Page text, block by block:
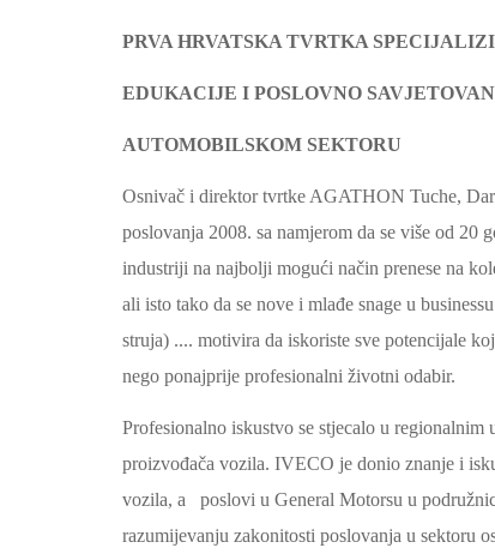
PRVA HRVATSKA TVRTKA
EDUKACIJE I POSLOVNO
AUTOMOBILSKOM SEKTORU
Osnivač i direktor tvrtke AGATHON Tuche,
poslovanja 2008. sa namjerom da se više od 20
industriji na najbolji mogući način prenese na
ali isto tako da se nove i mlađe snage u
struja) .... motivira da iskoriste sve potencijale
nego ponajprije profesionalni životni odabir.
Profesionalno iskustvo se stjecalo u
proizvođača vozila. IVECO je donio znanje i
vozila, a poslovi u General Motorsu u
razumijevanju zakonitosti poslovanja u sektoru